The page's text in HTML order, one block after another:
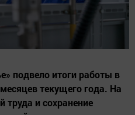
подвело итоги работы в
текущего года. На
труда и сохранение